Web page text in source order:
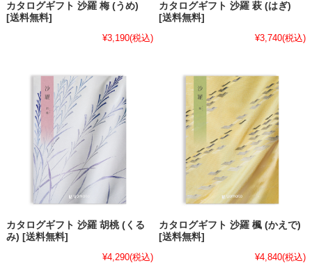
カタログギフト 沙羅 梅 (うめ)
[送料無料]
¥3,190(税込)
カタログギフト 沙羅 萩 (はぎ)
[送料無料]
¥3,740(税込)
カタログギフト 沙羅 胡桃 (くる
み) [送料無料]
¥4,290(税込)
カタログギフト 沙羅 楓 (かえで)
[送料無料]
¥4,840(税込)